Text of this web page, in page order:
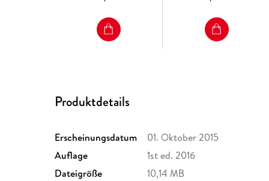
Produktdetails
Erscheinungsdatum
01. Oktober 2015
Auflage
1st ed. 2016
Dateigröße
10,14 MB